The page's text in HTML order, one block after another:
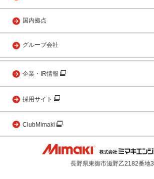
国内拠点
グループ会社
企業・IR情報
採用サイト
ClubMimaki
長野県東御市滋野乙2182番地3